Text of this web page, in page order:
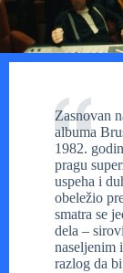
Zasnovan
albuma
1982.
pragu
uspeha i
obeležio
smatra se
dela –
naseljenim
razlog da